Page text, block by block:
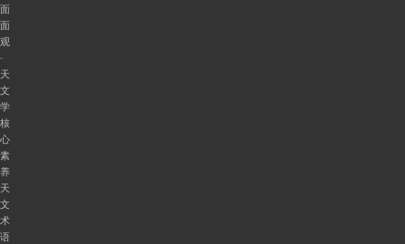
面
面
观
-
天
文
学
核
心
素
养
天
文
术
语